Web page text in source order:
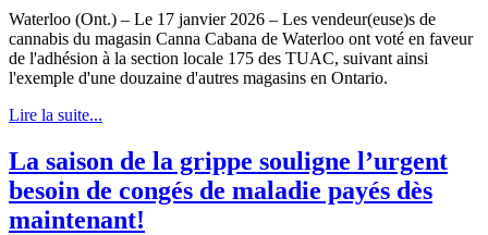
Waterloo (Ont.) – Le 17 janvier 2026 – Les vendeur(euse)s de
cannabis du magasin Canna Cabana de Waterloo ont voté en faveur
de l'adhésion à la section locale 175 des TUAC, suivant ainsi
l'exemple d'une douzaine d'autres magasins en Ontario.
Lire la suite...
La saison de la grippe souligne l’urgent
besoin de congés de maladie payés dès
maintenant!